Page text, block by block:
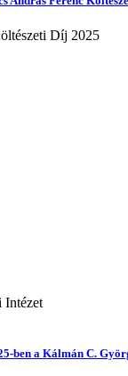
Díj 2025
Intézet
ben a Kálmán C.